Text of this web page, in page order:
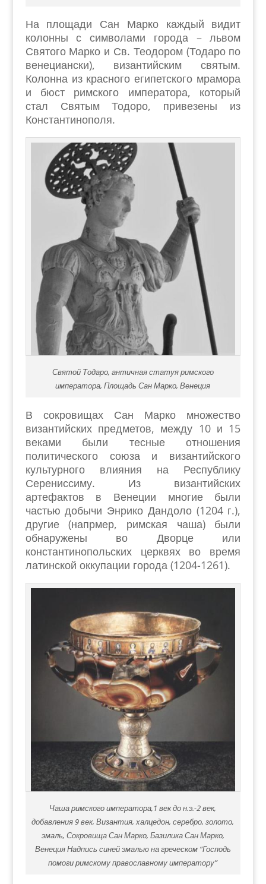
На площади Сан Марко каждый видит
колонны с символами города – львом
Святого Марко и Св. Теодором (Тодаро по
венециански), византийским святым.
Колонна из красного египетского мрамора
и бюст римского императора, который
стал Святым Тодоро, привезены из
Константинополя.
Святой Тодаро, античная статуя римского
императора, Площадь Сан Марко, Венеция
В сокровищах Сан Марко множество
византийских предметов, между 10 и 15
веками были тесные отношения
политического союза и византийского
культурного влияния на Республику
Серениссиму. Из византийских
артефактов в Венеции многие были
частью добычи Энрико Дандоло (1204 г.),
другие (напрмер, римская чаша) были
обнаружены во Дворце или
константинопольских церквях во время
латинской оккупации города (1204-1261).
Чаша римского императора,1 век до н.э.-2 век,
добавления 9 век, Византия, халцедон, серебро, золото,
эмаль, Сокровища Сан Марко, Базилика Сан Марко,
Венеция Надпись синей эмалью на греческом “Господь
помоги римскому православному императору”